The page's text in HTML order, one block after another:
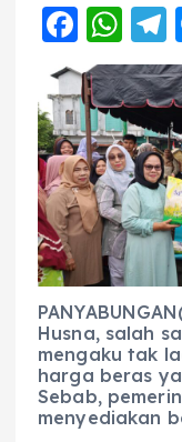
F
a
c
e
b
o
o
k
W
h
a
ts
A
p
p
r
Husna, salah
mengaku tak
harga beras
Sebab,
menyediakan